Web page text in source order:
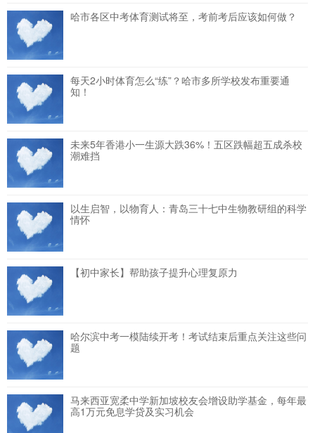
哈市各区中考体育测试将至，考前考后应该如何做？
每天2小时体育怎么“练”？哈市多所学校发布重要通
知！
未来5年香港小一生源大跌36%！五区跌幅超五成杀校
潮难挡
以生启智，以物育人：青岛三十七中生物教研组的科学
情怀
【初中家长】帮助孩子提升心理复原力
哈尔滨中考一模陆续开考！考试结束后重点关注这些问
题
马来西亚宽柔中学新加坡校友会增设助学基金，每年最
高1万元免息学贷及实习机会